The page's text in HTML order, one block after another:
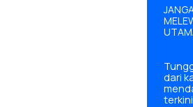
dari